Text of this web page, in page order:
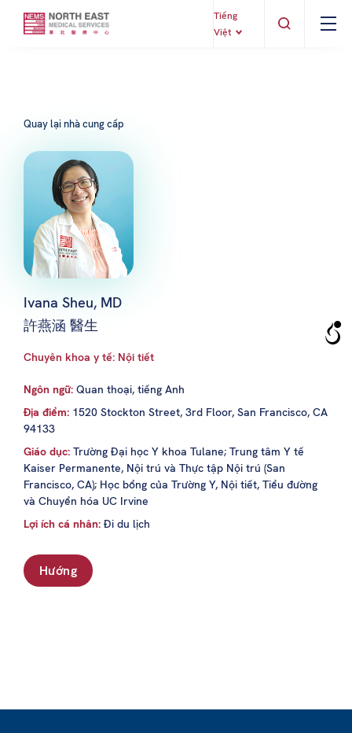
Tiếng
Việt
Quay lại nhà cung cấp
Ivana Sheu, MD
許燕涵 醫生
Chuyên khoa y tế: Nội tiết
Ngôn ngữ: Quan thoại, tiếng Anh
Địa điểm: 1520 Stockton Street, 3rd Floor, San Francisco, CA
94133
Giáo dục: Trường Đại học Y khoa Tulane; Trung tâm Y tế
Kaiser Permanente, Nội trú và Thực tập Nội trú (San
Francisco, CA); Học bổng của Trường Y, Nội tiết, Tiểu đường
và Chuyển hóa UC Irvine
Lợi ích cá nhân: Đi du lịch
Hướng